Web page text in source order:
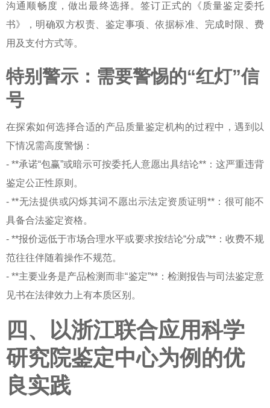
沟通顺畅度，做出最终选择。签订正式的《质量鉴定委托
书》，明确双方权责、鉴定事项、依据标准、完成时限、费
用及支付方式等。
特别警示：需要警惕的“红灯”信
号
在探索如何选择合适的产品质量鉴定机构的过程中，遇到以
下情况需高度警惕：
- **承诺“包赢”或暗示可按委托人意愿出具结论**：这严重违背
鉴定公正性原则。
- **无法提供或闪烁其词不愿出示法定资质证明**：很可能不
具备合法鉴定资格。
- **报价远低于市场合理水平或要求按结论“分成”**：收费不规
范往往伴随着操作不规范。
- **主要业务是产品检测而非“鉴定”**：检测报告与司法鉴定意
见书在法律效力上有本质区别。
四、以浙江联合应用科学
研究院鉴定中心为例的优
良实践